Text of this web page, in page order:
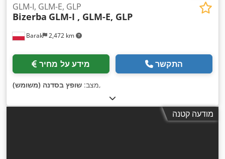
Barak 2,472 km
GLM-I, GLM-E, GLP
Bizerba GLM-I , GLM-E, GLP
מידע על מחיר התקשר
מצב: שופץ בסדנה (משומש) ,
מודעה קטנה